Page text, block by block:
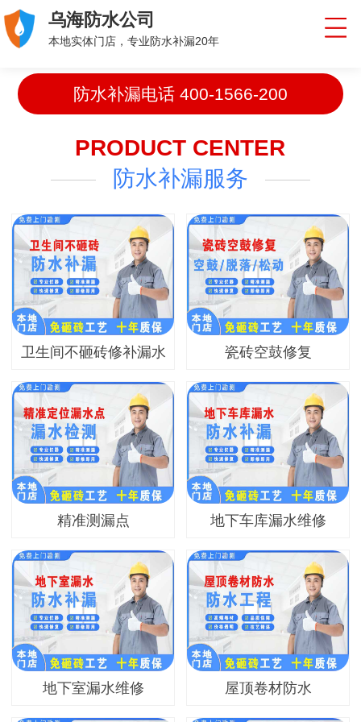
乌海防水公司
本地实体门店，专业防水补漏20年
防水补漏电话 400-1566-200
PRODUCT CENTER
防水补漏服务
卫生间不砸砖修补漏水 瓷砖空鼓修复
精准测漏点 地下车库漏水维修
地下室漏水维修 屋顶卷材防水